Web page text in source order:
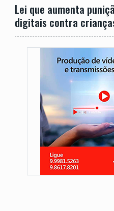
Lei que aumenta
digitais contra